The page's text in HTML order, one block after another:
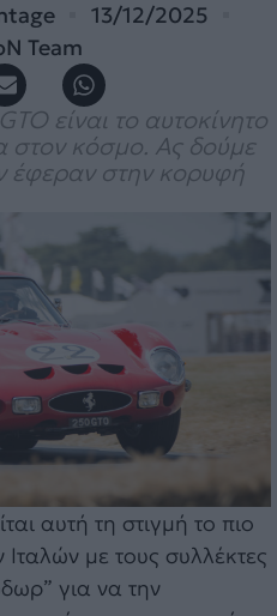
13/12/2025
Team
είναι το αυτοκίνητο
στον κόσμο. Ας δούμε
έφεραν στην κορυφή
αυτή τη στιγμή το πιο
με τους συλλέκτες
για να την